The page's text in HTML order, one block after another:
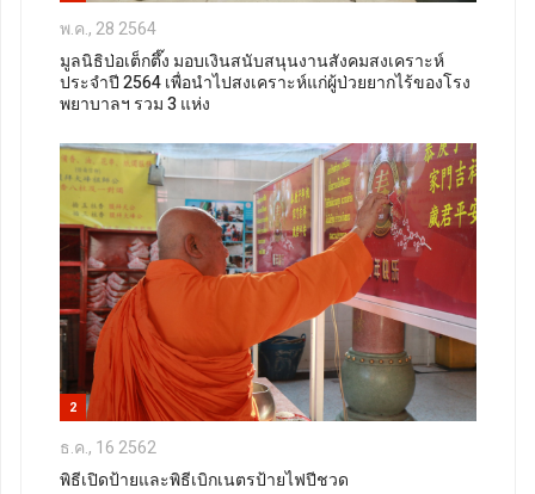
พ.ค., 28 2564
มูลนิธิป่อเต็กตึ๊ง มอบเงินสนับสนุนงานสังคมสงเคราะห์
ประจำปี 2564 เพื่อนำไปสงเคราะห์แก่ผู้ป่วยยากไร้ของโรง
พยาบาลฯ รวม 3 แห่ง
2
ธ.ค., 16 2562
พิธีเปิดป้ายและพิธีเบิกเนตรป้ายไฟปีชวด